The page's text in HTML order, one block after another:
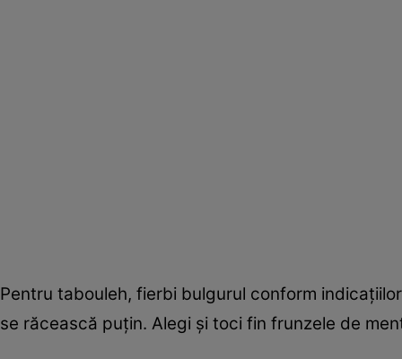
Pentru tabouleh, fierbi bulgurul conform
se răcească puţin. Alegi şi toci fin frunzele de